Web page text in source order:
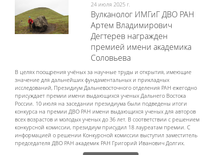
24 июля 2025 г.
Вулканолог ИМГиГ ДВО РАН
Артем Владимирович
Дегтерев награжден
премией имени академика
Соловьева
В целях поощрения учёных за научные труды и открытия, имеющие
значение для дальнейших фундаментальных и прикладных
исследований, Президиум Дальневосточного отделения РАН ежегодно
присуждает премии имени выдающихся ученых Дальнего Востока
России. 10 июля на заседании президиума были подведены итоги
конкурса на премии ДВО РАН имени выдающихся ученых для авторов
всех возрастов и молодых ученых до 36 лет. В соответствии с решением
конкурсной комиссии, президиум присудил 18 лауреатам премии. С
информацией о решении Конкурсной комиссии выступил заместитель
председателя ДВО РАН академик РАН Григорий Иванович Долгих.